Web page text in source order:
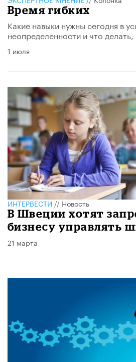
Время гибких
Какие навыки нужны сегодня в
неопределенности и что
1 июля
ИНТЕРВЕСТИ//Новость
В Швеции хотят
бизнесу управлять
21 марта